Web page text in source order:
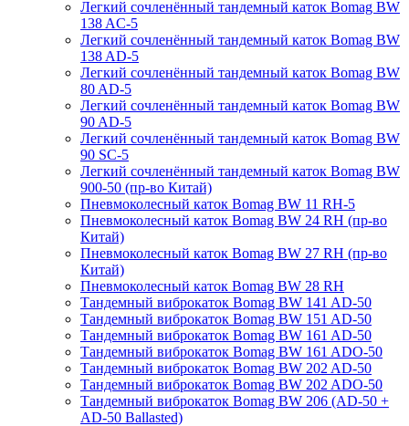
Легкий сочленённый тандемный каток Bomag BW
138 AC-5
Легкий сочленённый тандемный каток Bomag BW
138 AD-5
Легкий сочленённый тандемный каток Bomag BW
80 AD-5
Легкий сочленённый тандемный каток Bomag BW
90 AD-5
Легкий сочленённый тандемный каток Bomag BW
90 SC-5
Легкий сочленённый тандемный каток Bomag BW
900-50 (пр-во Китай)
Пневмоколесный каток Bomag BW 11 RH-5
Пневмоколесный каток Bomag BW 24 RH (пр-во
Китай)
Пневмоколесный каток Bomag BW 27 RH (пр-во
Китай)
Пневмоколесный каток Bomag BW 28 RH
Тандемный виброкаток Bomag BW 141 AD-50
Тандемный виброкаток Bomag BW 151 AD-50
Тандемный виброкаток Bomag BW 161 AD-50
Тандемный виброкаток Bomag BW 161 ADO-50
Тандемный виброкаток Bomag BW 202 AD-50
Тандемный виброкаток Bomag BW 202 ADO-50
Тандемный виброкаток Bomag BW 206 (AD-50 +
AD-50 Ballasted)